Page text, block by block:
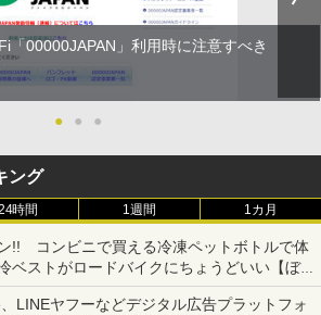
「00000JAPAN」利用時に注意すべき
● ● ●
ング
時間 1週間 1カ月
!! コンビニで買える冷凍ペットボトルで体
ベストがロードバイクにちょうどいい【ぼっ
の14】【空いた時間でなにしてる？】
LINEヤフーなどデジタル広告プラットフォ